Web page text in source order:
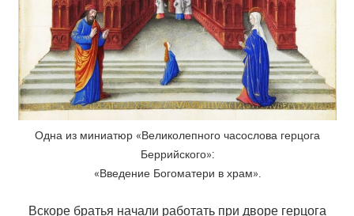
Одна из миниатюр «Великолепного часослова герцога
Беррийского»:
«Введение Богоматери в храм».
Вскоре братья начали работать при дворе герцога